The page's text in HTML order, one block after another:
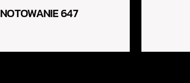
NOTOWANIE 647